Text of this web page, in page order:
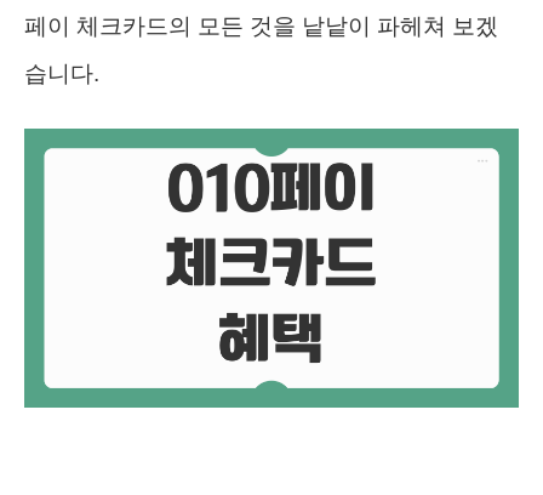
페이 체크카드의 모든 것을 낱낱이 파헤쳐 보겠
습니다.